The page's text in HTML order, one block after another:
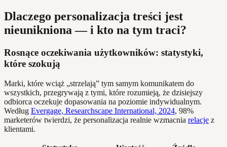
Dlaczego personalizacja treści jest
nieunikniona — i kto na tym traci?
Rosnące oczekiwania użytkowników: statystyki,
które szokują
Marki, które wciąż „strzelają” tym samym komunikatem do
wszystkich, przegrywają z tymi, które rozumieją, że dzisiejszy
odbiorca oczekuje dopasowania na poziomie indywidualnym.
Według Evergage, Researchscape International, 2024, 98%
marketerów twierdzi, że personalizacja realnie wzmacnia relacje z
klientami.